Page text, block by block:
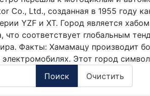
Co., Ltd., созданная в 1955 году
YZF и XT. Город является
что соответствует глобальным
Факты: Хамамацу производит
электромобилях. Этот город
Поиск Очистить